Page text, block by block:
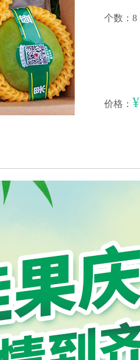
个数：8
价格： ¥